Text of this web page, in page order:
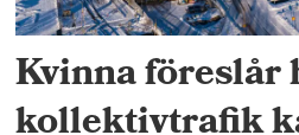
Kvinna föreslår